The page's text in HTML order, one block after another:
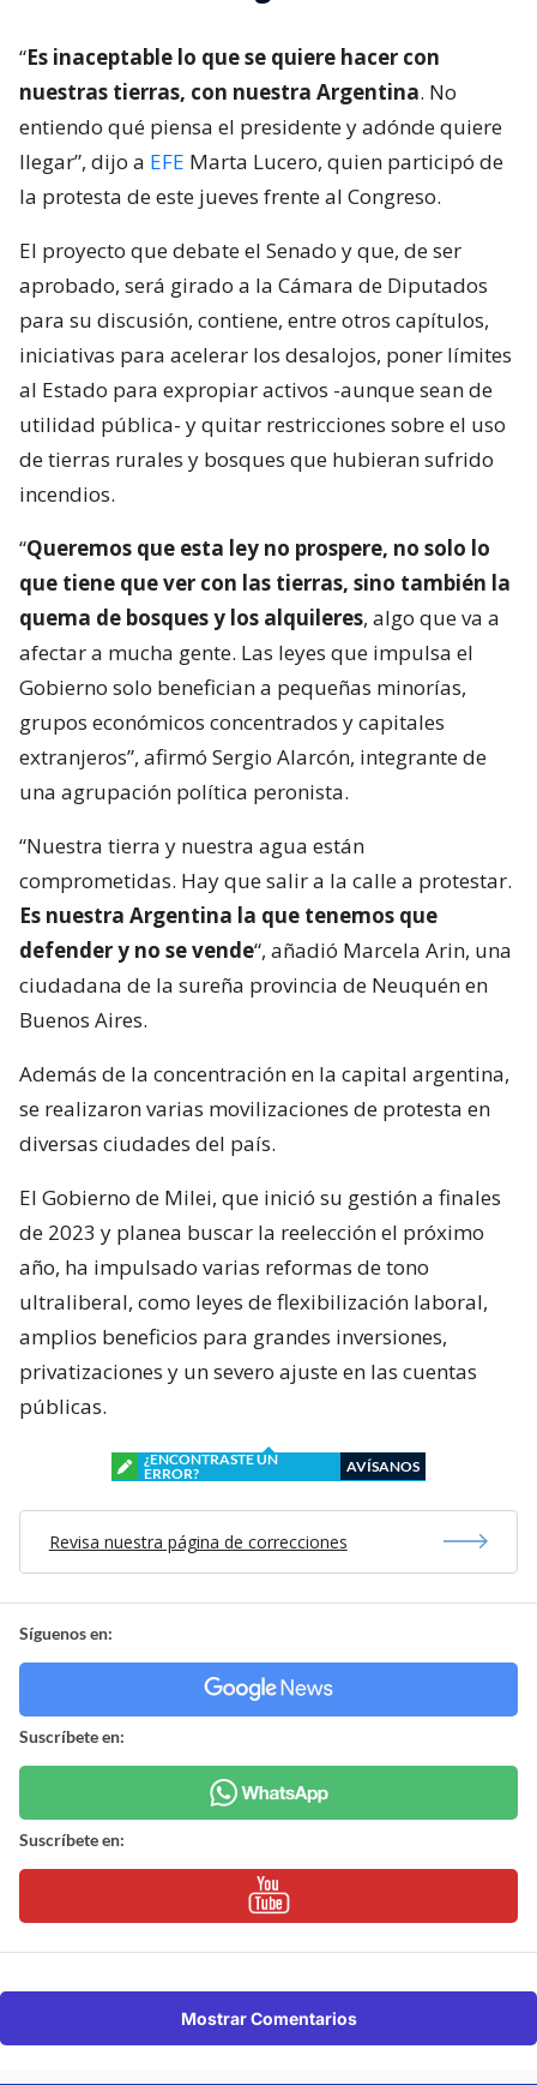
“Es inaceptable lo que se quiere hacer con
nuestras tierras, con nuestra Argentina. No
entiendo qué piensa el presidente y adónde quiere
llegar”, dijo a EFE Marta Lucero, quien participó de
la protesta de este jueves frente al Congreso.
El proyecto que debate el Senado y que, de ser
aprobado, será girado a la Cámara de Diputados
para su discusión, contiene, entre otros capítulos,
iniciativas para acelerar los desalojos, poner límites
al Estado para expropiar activos -aunque sean de
utilidad pública- y quitar restricciones sobre el uso
de tierras rurales y bosques que hubieran sufrido
incendios.
“Queremos que esta ley no prospere, no solo lo
que tiene que ver con las tierras, sino también la
quema de bosques y los alquileres, algo que va a
afectar a mucha gente. Las leyes que impulsa el
Gobierno solo benefician a pequeñas minorías,
grupos económicos concentrados y capitales
extranjeros”, afirmó Sergio Alarcón, integrante de
una agrupación política peronista.
“Nuestra tierra y nuestra agua están
comprometidas. Hay que salir a la calle a protestar.
Es nuestra Argentina la que tenemos que
defender y no se vende“, añadió Marcela Arin, una
ciudadana de la sureña provincia de Neuquén en
Buenos Aires.
Además de la concentración en la capital argentina,
se realizaron varias movilizaciones de protesta en
diversas ciudades del país.
El Gobierno de Milei, que inició su gestión a finales
de 2023 y planea buscar la reelección el próximo
año, ha impulsado varias reformas de tono
ultraliberal, como leyes de flexibilización laboral,
amplios beneficios para grandes inversiones,
privatizaciones y un severo ajuste en las cuentas
públicas.
¿ENCONTRASTE UN
ERROR?
AVÍSANOS
Revisa nuestra página de correcciones
Síguenos en:
Suscríbete en:
Suscríbete en:
Mostrar Comentarios